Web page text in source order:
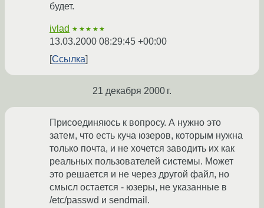
будет.
ivlad ★★★★★
13.03.2000 08:29:45 +00:00
Ссылка
21 декабря 2000 г.
Присоединяюсь к вопросу. А нужно это
затем, что есть куча юзеров, которым нужна
только почта, и не хочется заводить их как
реальных пользователей системы. Может
это решается и не через другой файл, но
смысл остается - юзеры, не указанные в
/etc/passwd и sendmail.